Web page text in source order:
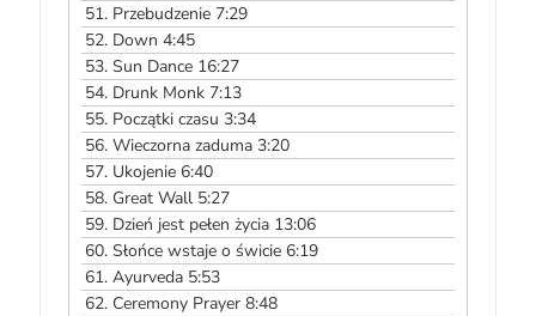
51. Przebudzenie 7:29
52. Down 4:45
53.Sun Dance 16:27
54. Drunk Monk 7:13
55. Początki czasu 3:34
56.Wieczorna zaduma 3:20
57. Ukojenie 6:40
58. Great Wall 5:27
59. Dzień jest pełen życia 13:06
60.Słońce wstaje o świcie 6:19
61.Ayurveda 5:53
62. Ceremony Prayer 8:48